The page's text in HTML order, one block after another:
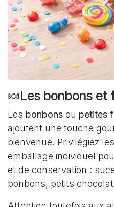
🍬Les bonbons et
Les bonbons ou petites
ajoutent une touche
bienvenue. Privilégiez
emballage individuel
et de conservation :
bonbons, petits